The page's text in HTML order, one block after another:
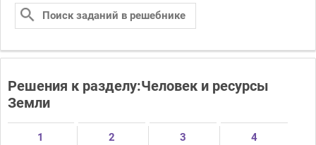
Решения к разделу:Человек и ресурсы
Земли
1 2 3 4